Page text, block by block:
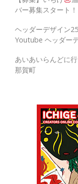
バー募集スタート！
ヘッダーデザイン
Youtube ヘッダー
あいあいらんどに
那賀町